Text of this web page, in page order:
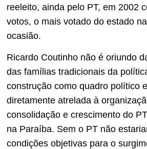
reeleito, ainda pelo PT, em 2002
votos, o mais votado do estado
ocasião.
Ricardo Coutinho não é oriundo
das famílias tradicionais da
construção como quadro político
diretamente atrelada à
consolidação e crescimento do
na Paraíba. Sem o PT não
condições objetivas para o